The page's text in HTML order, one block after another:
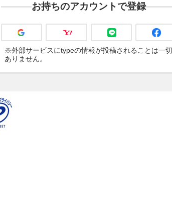
お持ちのアカウントで登録
※外部サービスにtypeの情報が投稿されることは一切
ありません。